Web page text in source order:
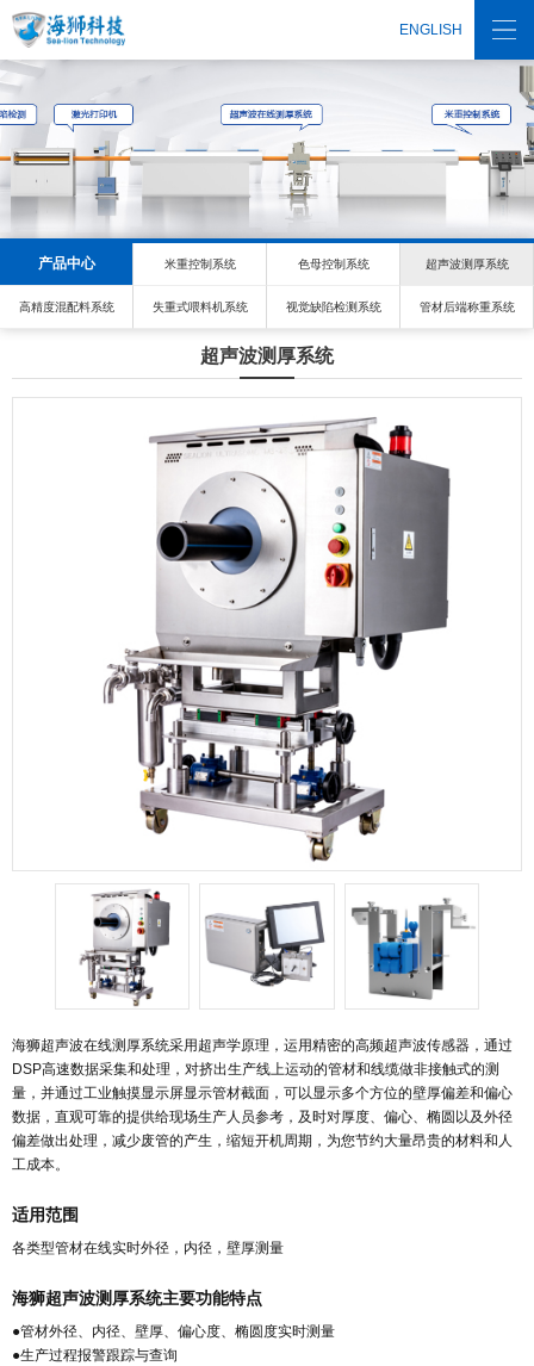
ENGLISH
产品中心 米重控制系统 色母控制系统 超声波测厚系统
高精度混配料系统 失重式喂料机系统 视觉缺陷检测系统 管材后端称重系统
超声波测厚系统
海狮超声波在线测厚系统采用超声学原理，运用精密的高频超声波传感器，通过
DSP高速数据采集和处理，对挤出生产线上运动的管材和线缆做非接触式的测
量，并通过工业触摸显示屏显示管材截面，可以显示多个方位的壁厚偏差和偏心
数据，直观可靠的提供给现场生产人员参考，及时对厚度、偏心、椭圆以及外径
偏差做出处理，减少废管的产生，缩短开机周期，为您节约大量昂贵的材料和人
工成本。
适用范围
各类型管材在线实时外径，内径，壁厚测量
海狮超声波测厚系统主要功能特点
●管材外径、内径、壁厚、偏心度、椭圆度实时测量
●生产过程报警跟踪与查询